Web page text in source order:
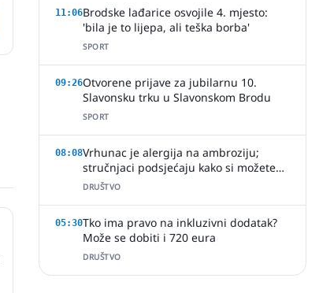
11:06Brodske lađarice osvojile 4. mjesto:
'bila je to lijepa, ali teška borba'
SPORT
09:26Otvorene prijave za jubilarnu 10.
Slavonsku trku u Slavonskom Brodu
SPORT
08:08Vrhunac je alergija na ambroziju;
stručnjaci podsjećaju kako si možete
pomoći
DRUŠTVO
05:30Tko ima pravo na inkluzivni dodatak?
Može se dobiti i 720 eura
DRUŠTVO